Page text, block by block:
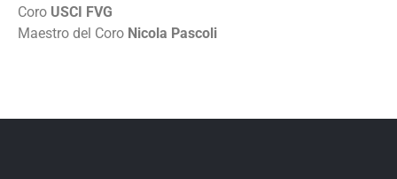
Coro USCI FVG
Maestro del Coro Nicola Pascoli